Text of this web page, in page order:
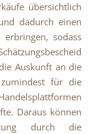
übersichtlich
dadurch einen
sodass
Auskunft an die
für die
Daraus können
durch die